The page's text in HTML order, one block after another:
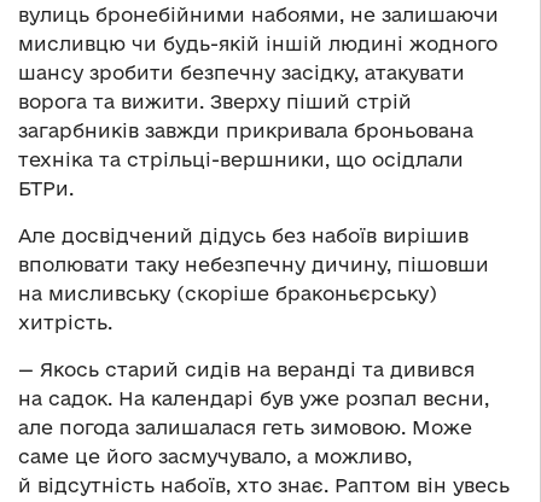
вулиць бронебійними набоями, не залишаючи
мисливцю чи будь-якій іншій людині жодного
шансу зробити безпечну засідку, атакувати
ворога та вижити. Зверху піший стрій
загарбників завжди прикривала броньована
техніка та стрільці-вершники, що осідлали
БТРи.
Але досвідчений дідусь без набоїв вирішив
вполювати таку небезпечну дичину, пішовши
на мисливську (скоріше браконьєрську)
хитрість.
— Якось старий сидів на веранді та дивився
на садок. На календарі був уже розпал весни,
але погода залишалася геть зимовою. Може
саме це його засмучувало, а можливо,
й відсутність набоїв, хто знає. Раптом він увесь